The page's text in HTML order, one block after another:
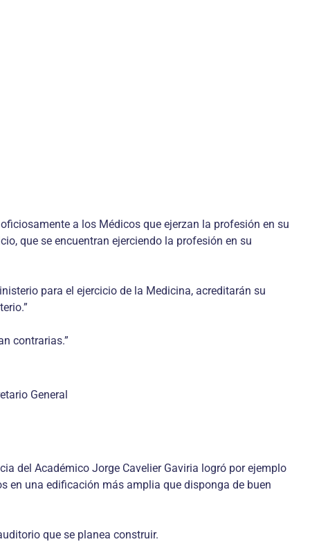
a los Médicos que ejerzan la profesión en su
que se encuentran ejerciendo la profesión en su
para el ejercicio de la Medicina, acreditarán su
contrarias.”
General
del Académico Jorge Cavelier Gaviria logró por ejemplo
en una edificación más amplia que disponga de buen
que se planea construir.